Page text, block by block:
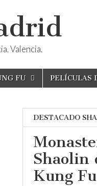
Valencia.
FU PELÍCULAS
DESTACADO
Shaolin
Kung Fu